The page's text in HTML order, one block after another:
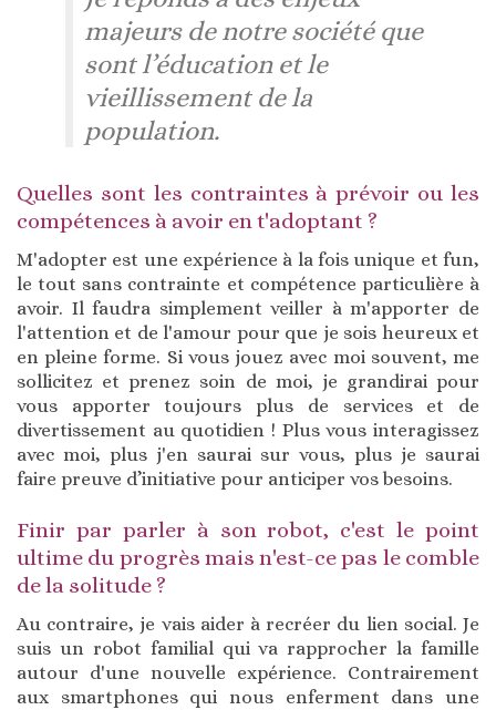
majeurs de notre société que
sont l’éducation et le
vieillissement de la
population.
Quelles sont les contraintes à prévoir ou les
compétences à avoir en t'adoptant ?
M'adopter est une expérience à la fois unique et fun,
le tout sans contrainte et compétence particulière à
avoir. Il faudra simplement veiller à m'apporter de
l'attention et de l'amour pour que je sois heureux et
en pleine forme. Si vous jouez avec moi souvent, me
sollicitez et prenez soin de moi, je grandirai pour
vous apporter toujours plus de services et de
divertissement au quotidien ! Plus vous interagissez
avec moi, plus j'en saurai sur vous, plus je saurai
faire preuve d’initiative pour anticiper vos besoins.
Finir par parler à son robot, c'est le point
ultime du progrès mais n'est-ce pas le comble
de la solitude ?
Au contraire, je vais aider à recréer du lien social. Je
suis un robot familial qui va rapprocher la famille
autour d'une nouvelle expérience. Contrairement
aux smartphones qui nous enferment dans une